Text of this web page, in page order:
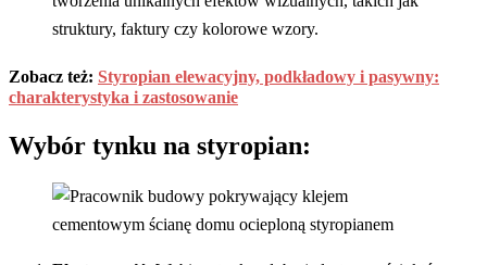
struktury, faktury czy kolorowe wzory.
Zobacz też: Styropian elewacyjny, podkładowy i pasywny:
charakterystyka i zastosowanie
Wybór tynku na styropian: